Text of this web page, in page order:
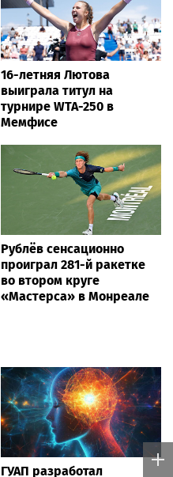
16-летняя Лютова
выиграла титул на
турнире WTA-250 в
Мемфисе
Рублёв сенсационно
проиграл 281-й ракетке
во втором круге
«Мастерса» в Монреале
ГУАП разработал